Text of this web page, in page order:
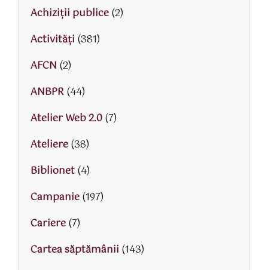
Achiziții publice(2)
Activităţi (381)
AFCN (2)
ANBPR(44)
Atelier Web 2.0(7)
Ateliere(38)
Biblionet(4)
Campanie(197)
Cariere(7)
Cartea săptămânii (143)